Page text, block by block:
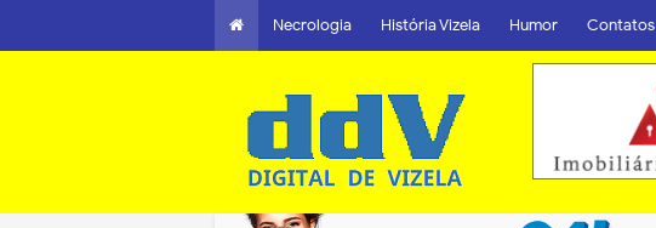
Necrologia História Vizela Humor Contatos